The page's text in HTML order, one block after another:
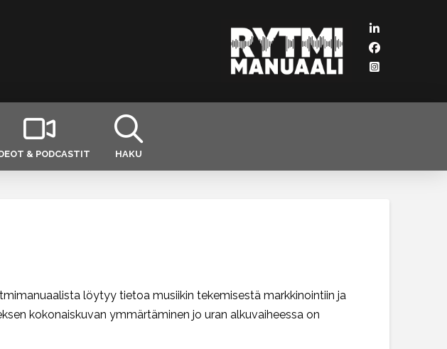
& PODCASTIT HAKU
löytyy tietoa musiikin tekemisestä markkinointiin ja
kokonaiskuvan ymmärtäminen jo uran alkuvaiheessa on